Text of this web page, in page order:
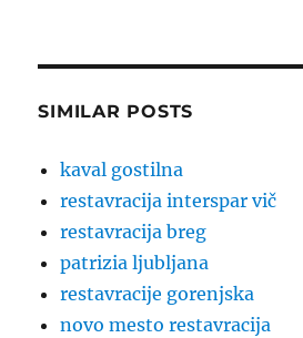
SIMILAR POSTS
kaval gostilna
restavracija interspar vič
restavracija breg
patrizia ljubljana
restavracije gorenjska
novo mesto restavracija